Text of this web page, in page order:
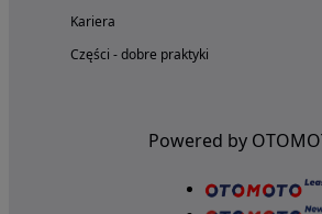
Kariera
Części - dobre praktyki
Powered by